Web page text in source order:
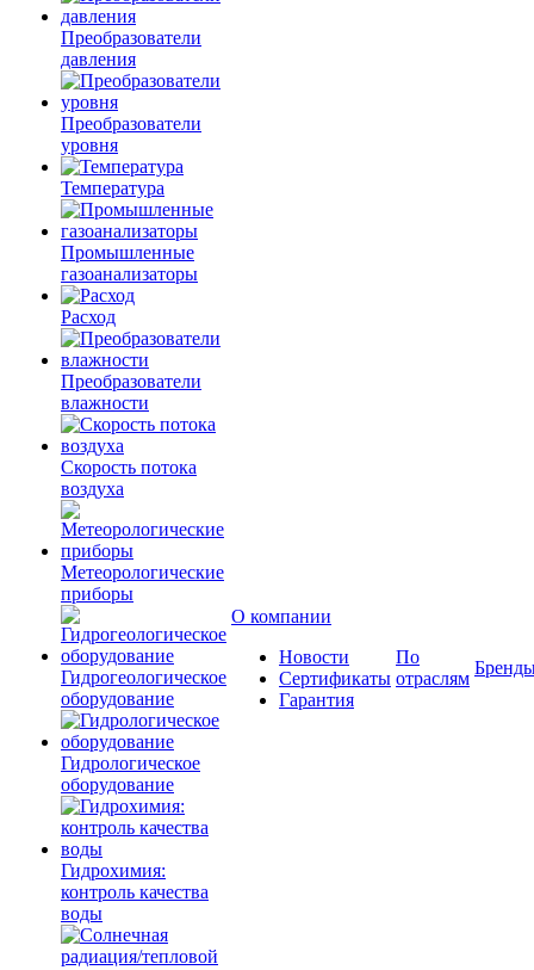
Преобразователи
давления
Преобразователи
уровня
Температура
Промышленные
газоанализаторы
Расход
Преобразователи
влажности
Скорость потока
воздуха
Метеорологические
приборы
Гидрогеологическое
оборудование
Гидрологическое
оборудование
Гидрохимия:
контроль качества
воды
О компании
Новости
Сертификаты
Гарантия
По
отраслям